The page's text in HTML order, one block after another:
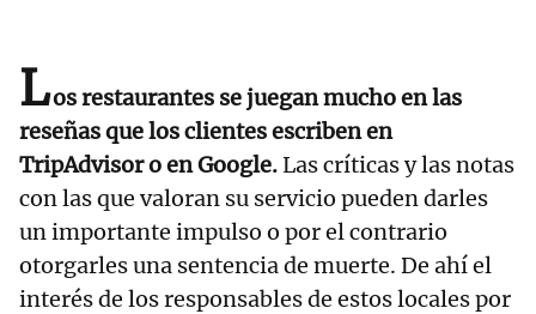
Los restaurantes se juegan mucho en las
reseñas que los clientes escriben en
TripAdvisor o en Google.Las críticas y las notas
con las que valoran su servicio pueden darles
un importante impulso o por el contrario
otorgarles una sentencia de muerte. De ahí el
interés de los responsables de estos locales por